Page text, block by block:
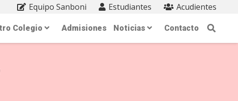
Equipo Sanboni Estudiantes Acudientes
Colegio Admisiones Noticias Contacto